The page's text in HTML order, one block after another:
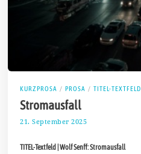
KURZPROSA / PROSA / TITEL-TEXTFELD
Stromausfall
21. September 2025
S
TITEL-Textfeld | Wolf Senff: Stromausfall